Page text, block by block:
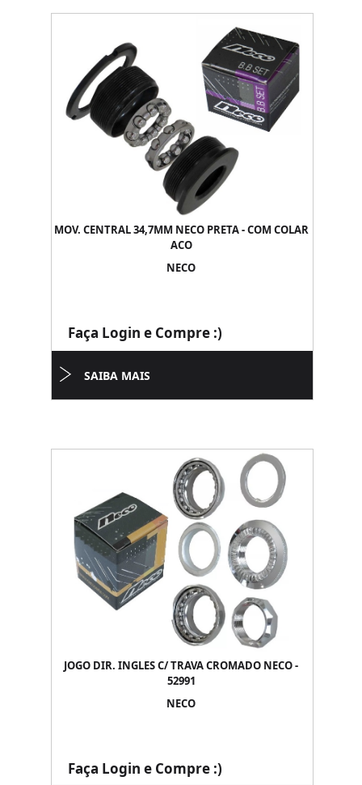
MOV. CENTRAL 34,7MM NECO PRETA - COM COLAR
ACO
NECO
Faça Login e Compre :)
SAIBA MAIS
JOGO DIR. INGLES C/ TRAVA CROMADO NECO -
52991
NECO
Faça Login e Compre :)